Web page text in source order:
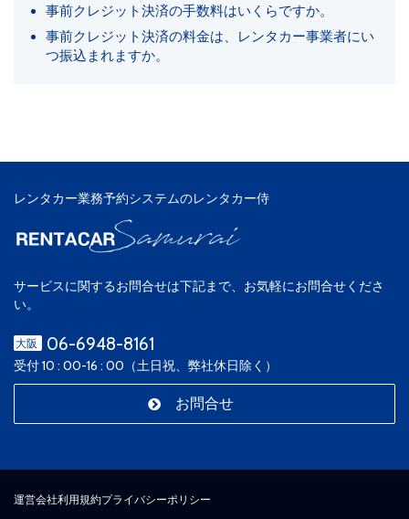
事前クレジット決済の手数料はいくらですか。
事前クレジット決済の料金は、レンタカー事業者にい
つ振込まれますか。
レンタカー業務予約システムのレンタカー侍
サービスに関するお問合せは下記まで、お気軽にお問合せくださ
い。
大阪 06-6948-8161
受付 10 : 00-16 : 00（土日祝、弊社休日除く）
お問合せ
運営会社利用規約プライバシーポリシー